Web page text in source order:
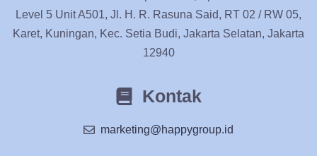
Level 5 Unit A501, Jl. H. R. Rasuna Said, RT 02 / RW 05,
Karet, Kuningan, Kec. Setia Budi, Jakarta Selatan, Jakarta
12940
Kontak
marketing@happygroup.id